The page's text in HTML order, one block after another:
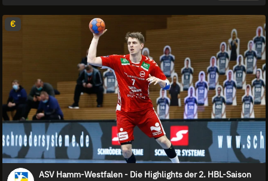
€
ASV Hamm-Westfalen - Die Highlights der 2. HBL-Saison